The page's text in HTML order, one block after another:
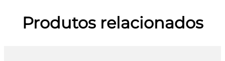
Produtos relacionados